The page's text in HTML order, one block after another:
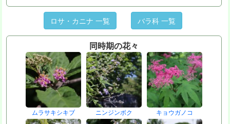
ロサ・カニナ 一覧 バラ科 一覧
同時期の花々
ムラサキシキブ ニンジンボク キョウガノコ